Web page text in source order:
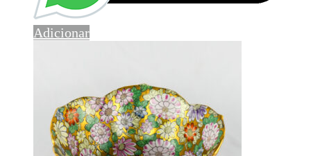
Adicionar